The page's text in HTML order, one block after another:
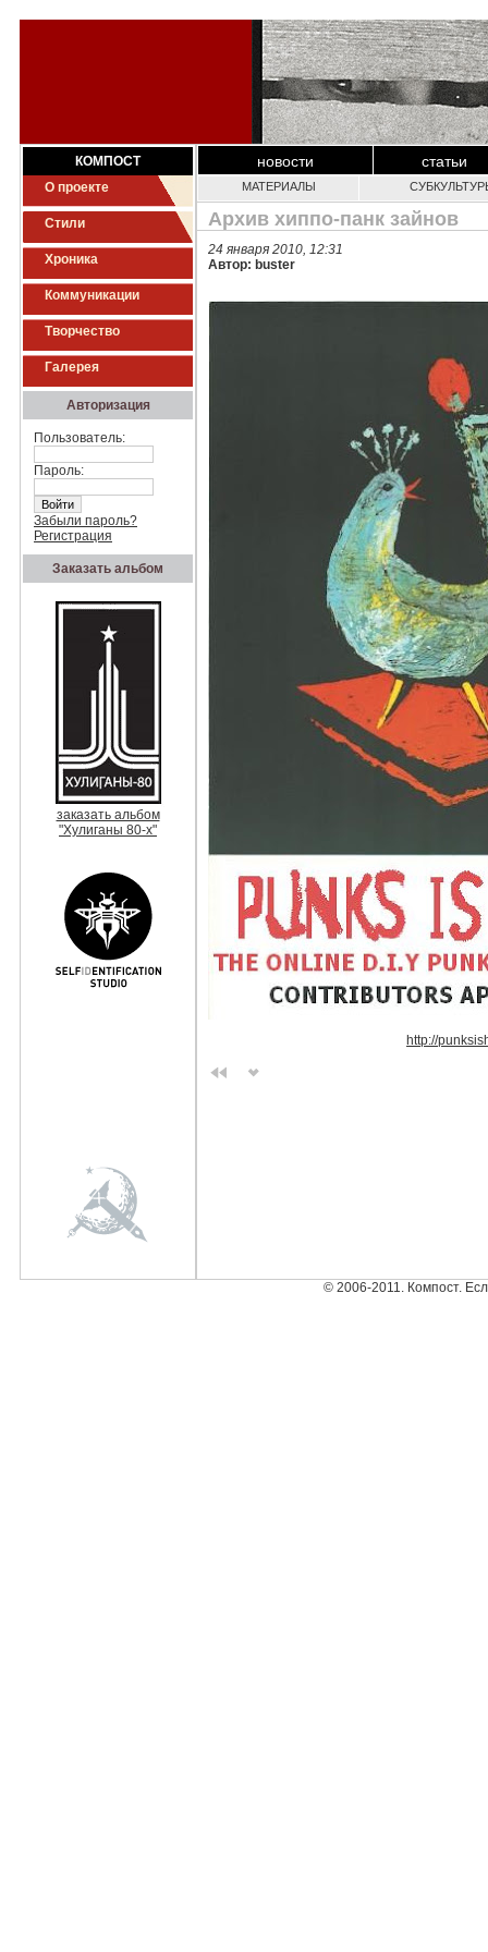
КОМПОСТ
О проекте
Стили
Хроника
Коммуникации
Творчество
Галерея
Авторизация
Пользователь:
Пароль:
Забыли пароль?
Регистрация
Заказать альбом
заказать альбом
"Хулиганы 80-х"
новости статьи
МАТЕРИАЛЫ
Архив хиппо-панк зайнов
24 января 2010, 12:31
Автор: buster
http://
© 2006-2011. Компост.